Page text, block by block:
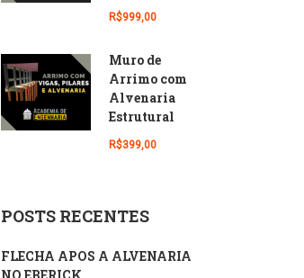
R$999,00
Muro de
Arrimo com
Alvenaria
Estrutural
R$399,00
POSTS RECENTES
FLECHA APÓS A ALVENARIA
NO EBERICK